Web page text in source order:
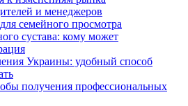
и менеджеров
семейного просмотра
сустава: кому может
Украины: удобный способ
получения профессиональных